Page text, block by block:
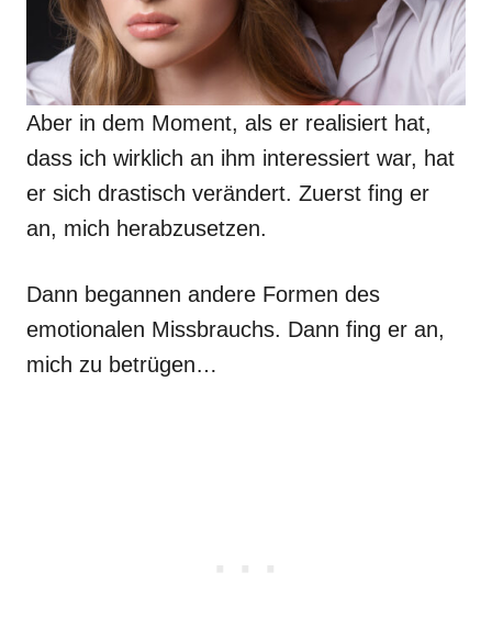
Aber in dem Moment, als er realisiert hat,
dass ich wirklich an ihm interessiert war, hat
er sich drastisch verändert. Zuerst fing er
an, mich herabzusetzen.
Dann begannen andere Formen des
emotionalen Missbrauchs. Dann fing er an,
mich zu betrügen…